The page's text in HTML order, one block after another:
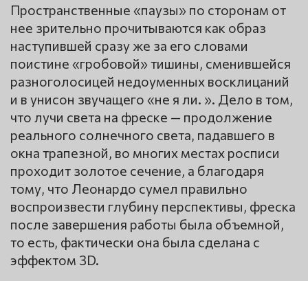
Пространственные «паузы» по сторонам от
нее зрительно прочитываются как образ
наступившей сразу же за его словами
поистине «гробовой» тишины, сменившейся
разноголосицей недоуменных восклицаний
и в унисон звучащего «не я ли. ». Дело в том,
что лучи света на фреске — продолжение
реального солнечного света, падавшего в
окна трапезной, во многих местах росписи
проходит золотое сечение, а благодаря
тому, что Леонардо сумел правильно
воспроизвести глубину перспективы, фреска
после завершения работы была объемной,
то есть, фактически она была сделана с
эффектом 3D.